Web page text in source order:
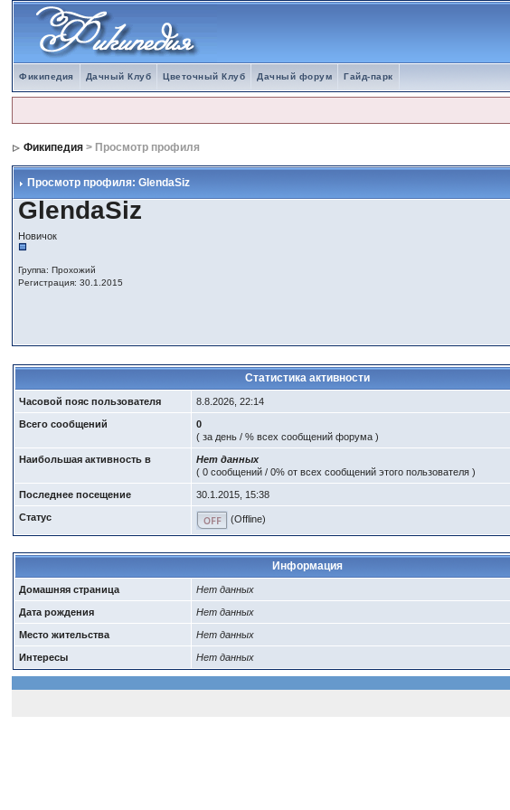
Фикипедия Дачный Клуб Цветочный Клуб Дачный форум Гайд-парк
Фикипедия > Просмотр профиля
Просмотр профиля: GlendaSiz
GlendaSiz
Новичок
Группа: Прохожий
Регистрация: 30.1.2015
Статистика активности
Часовой пояс пользователя 8.8.2026, 22:14
Всего сообщений
0
( за день / % всех сообщений форума )
Наибольшая активность в
Нет данных
( 0 сообщений / 0% от всех сообщений этого пользователя )
Последнее посещение 30.1.2015, 15:38
Статус (Offline)
Информация
Домашняя страница Нет данных
Дата рождения Нет данных
Место жительства Нет данных
Интересы Нет данных